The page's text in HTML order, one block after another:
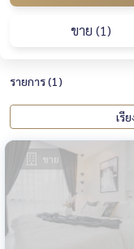
ขาย (1)
รายการ (1)
ขาย